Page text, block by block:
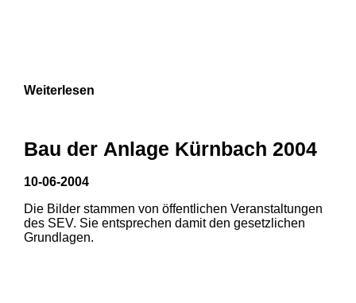
1 2 3
Weiterlesen
Bau der Anlage Kürnbach 2004
10-06-2004
Die Bilder stammen von öffentlichen Veranstaltungen
des SEV. Sie entsprechen damit den gesetzlichen
Grundlagen.